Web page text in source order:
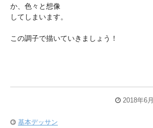
か、色々と想像
してしまいます。
この調子で描いていきましょう！
2018年6
基本デッサン